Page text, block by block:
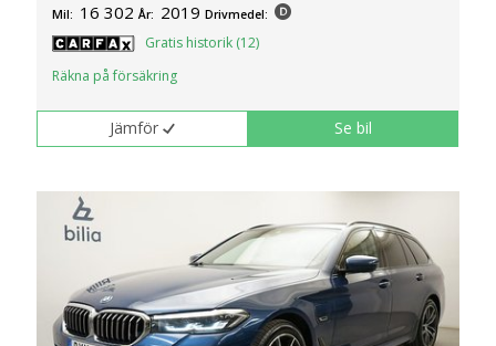
Mil: 16 302 År: 2019 Drivmedel:
Gratis historik (12)
Räkna på försäkring
Jämför Se bil